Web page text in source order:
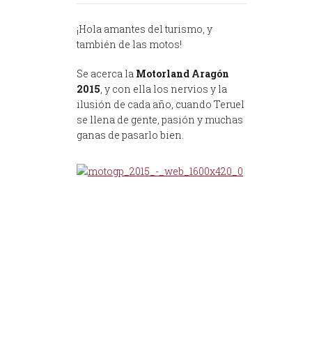
¡Hola amantes del turismo, y
también de las motos!
Se acerca la Motorland Aragón
2015, y con ella los nervios y la
ilusión de cada año, cuando Teruel
se llena de gente, pasión y muchas
ganas de pasarlo bien.